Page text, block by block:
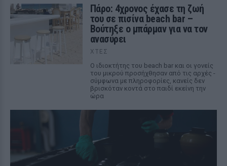
Πάρο: 4χρονος έχασε τη ζωή
του σε πισίνα beach bar –
Βούτηξε ο μπάρμαν για να τον
ανασύρει
ΧΤΕΣ
Ο ιδιοκτήτης του beach bar και οι γονείς
του μικρού προσήχθησαν από τις αρχές -
σύμφωνα με πληροφορίες, κανείς δεν
βρισκόταν κοντά στο παιδί εκείνη την
ώρα